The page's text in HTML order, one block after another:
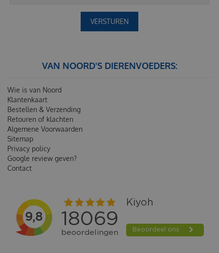
VAN NOORD'S DIERENVOEDERS:
Wie is van Noord
Klantenkaart
Bestellen & Verzending
Retouren of klachten
Algemene Voorwaarden
Sitemap
Privacy policy
Google review geven?
Contact